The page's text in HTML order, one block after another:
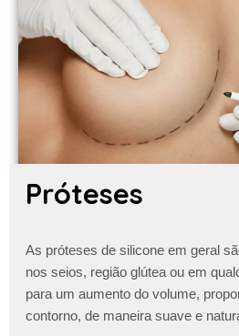
Próteses
As próteses de silicone em geral
nos seios, região glútea ou em
para um aumento do volume,
contorno, de maneira suave e